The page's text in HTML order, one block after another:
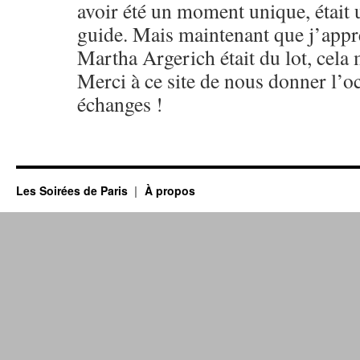
avoir été un moment unique, était
guide. Mais maintenant que
Martha Argerich était du lot, cela
Merci à ce site de nous donner
échanges !
Les Soirées de Paris À propos